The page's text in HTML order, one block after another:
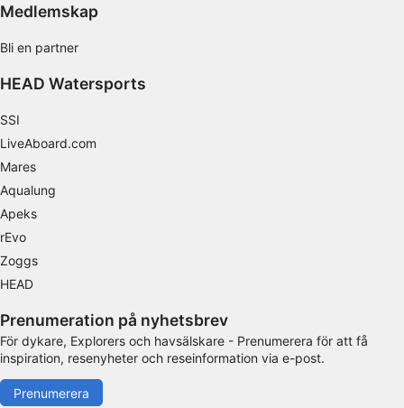
Medlemskap
Bli en partner
HEAD Watersports
SSI
LiveAboard.com
Mares
Aqualung
Apeks
rEvo
Zoggs
HEAD
Prenumeration på nyhetsbrev
För dykare, Explorers och havsälskare - Prenumerera för att få
inspiration, resenyheter och reseinformation via e-post.
Prenumerera
Använda begränsade data för att välja
innehåll
IAB Special Features:
Använda exakta uppgifter om geografisk
positionering
Identifiera enheter baserat på information
som aktivt begärs
Prestanda
Funktionell
Reklam / marknadsföring